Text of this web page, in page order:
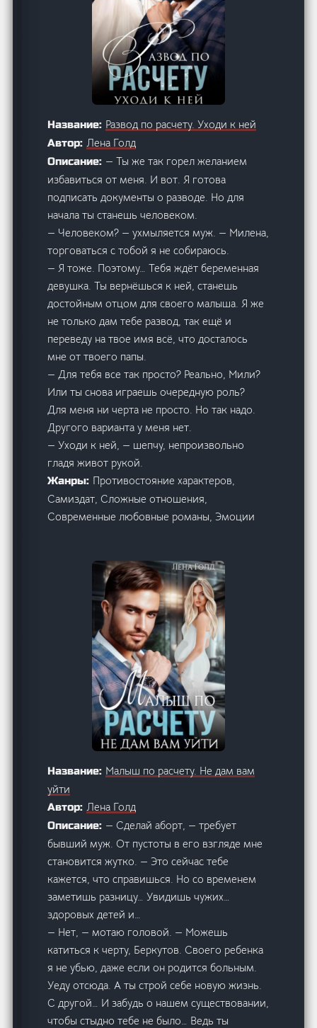
Название: Развод по расчету. Уходи к ней
Автор:Лена Голд
Описание: — Ты же так горел желанием
избавиться от меня. И вот. Я готова
подписать документы о разводе. Но для
начала ты станешь человеком.
— Человеком? — ухмыляется муж. — Милена,
торговаться с тобой я не собираюсь.
— Я тоже. Поэтому… Тебя ждёт беременная
девушка. Ты вернёшься к ней, станешь
достойным отцом для своего малыша. Я же
не только дам тебе развод, так ещё и
переведу на твое имя всё, что досталось
мне от твоего папы.
— Для тебя все так просто? Реально, Мили?
Или ты снова играешь очередную роль?
Для меня ни черта не просто. Но так надо.
Другого варианта у меня нет.
— Уходи к ней, — шепчу, непроизвольно
гладя живот рукой.
Жанры: Противостояние характеров,
Самиздат, Сложные отношения,
Современные любовные романы, Эмоции
Название: Малыш по расчету. Не дам вам
уйти
Автор:Лена Голд
Описание: — Сделай аборт, — требует
бывший муж. От пустоты в его взгляде мне
становится жутко. — Это сейчас тебе
кажется, что справишься. Но со временем
заметишь разницу… Увидишь чужих…
здоровых детей и…
— Нет, — мотаю головой. — Можешь
катиться к черту, Беркутов. Своего ребенка
я не убью, даже если он родится больным.
Уеду отсюда. А ты строй себе новую жизнь.
С другой… И забудь о нашем существовании,
чтобы стыдно тебе не было… Ведь ты